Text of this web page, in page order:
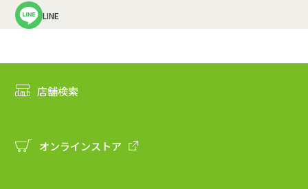
LINE
店舗検索
オンラインストア